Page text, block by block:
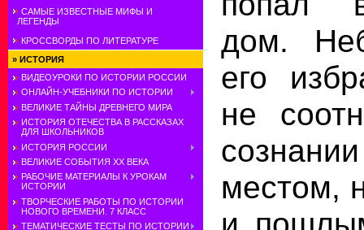
САМЫЕ ИЗВЕСТНЫЕ МИФЫ И
ЛЕГЕНДЫ
КРОССВОРДЫ ПО ЛИТЕРАТУРЕ
» ИСТОРИЯ
ВИДЕОУРОКИ ПО ИСТОРИИ РОССИИ
ОНЛАЙН-УЧЕБНИКИ ПО ИСТОРИИ
ВЕЛИКИЕ ТАЙНЫ ДРЕВНЕГО МИРА
ИСТОРИЯ ОТЕЧЕСТВА В РАССКАЗАХ
ДЛЯ ШКОЛЬНИКОВ
ИСТОРИЯ РОССИИ
ВЕЛИКИЕ СОБЫТИЯ ХХ ВЕКА
РАБОЧИЕ МАТЕРИАЛЫ К УРОКАМ
ИСТОРИИ
ТВОРЧЕСКИЕ РАБОТЫ ПО ИСТОРИИ
НОВОГО ВРЕМЕНИ. 7 КЛАСС
ТЕМАТИЧЕСКИЕ ТЕСТЫ ПО ИСТОРИИ
дом.
его
не
местом,